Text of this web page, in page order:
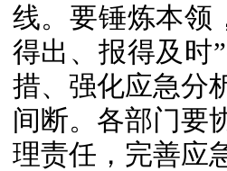
线。要锤炼本领
得出、报得及时
措、强化应急分
间断。各部门要
理责任，完善应